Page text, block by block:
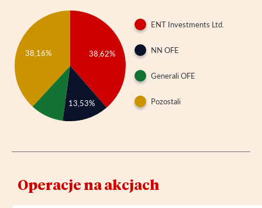
38,62%
38,16%
13,53%
ENT Investments Ltd.
NN OFE
Generali OFE
Pozostali
Operacje na akcjach